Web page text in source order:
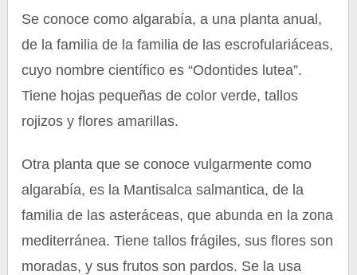
Se conoce como algarabía, a una planta anual,
de la familia de la familia de las escrofulariáceas,
cuyo nombre científico es “Odontides lutea”.
Tiene hojas pequeñas de color verde, tallos
rojizos y flores amarillas.
Otra planta que se conoce vulgarmente como
algarabía, es la Mantisalca salmantica, de la
familia de las asteráceas, que abunda en la zona
mediterránea. Tiene tallos frágiles, sus flores son
moradas, y sus frutos son pardos. Se la usa